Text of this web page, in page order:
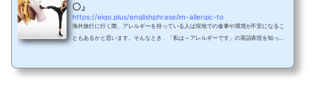
〇」
https://eigo.plus/englishphrase/im-allergic-to
海外旅行に行く際、アレルギーを持っている人は現地での食事や環境が不安になるこ
ともあるかと思います。そんなとき、「私は～アレルギーです」の英語表現を知って
んと伝えて！「私は～アレルギーです」はI’m allergic to～.と表現します。‟allergi